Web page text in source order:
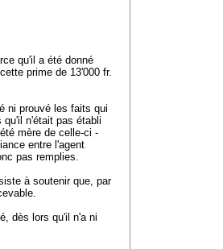
qu'il a été donné
prime de 13'000 fr.
ni prouvé les faits qui
n'était pas établi
mère de celle-ci -
entre l'agent
pas remplies.
à soutenir que, par
dès lors qu'il n'a ni